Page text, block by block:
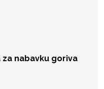
nabavku goriva